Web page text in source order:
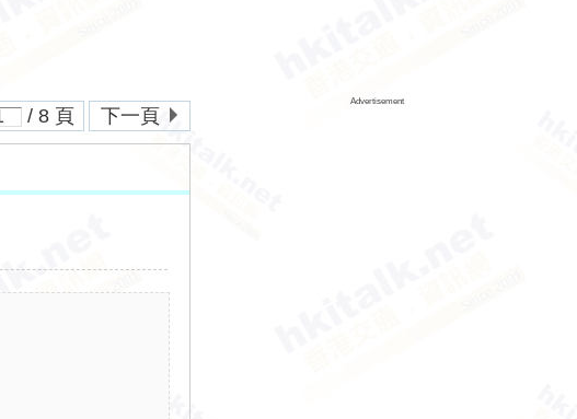
/ 8 頁 下一頁
Advertisement